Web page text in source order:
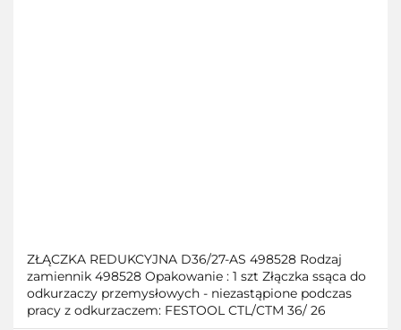
ZŁĄCZKA REDUKCYJNA D36/27-AS 498528 Rodzaj
zamiennik 498528 Opakowanie : 1 szt Złączka ssąca do
odkurzaczy przemysłowych - niezastąpione podczas
pracy z odkurzaczem: FESTOOL CTL/CTM 36/ 26